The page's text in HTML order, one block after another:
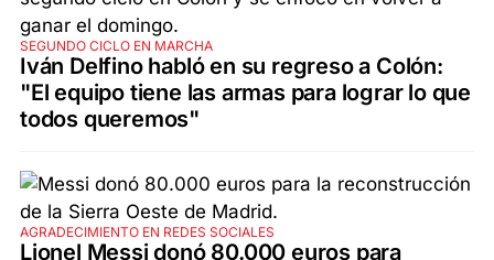
SEGUNDO CICLO EN MARCHA
Iván Delfino habló en su regreso a Colón:
"El equipo tiene las armas para lograr lo que
todos queremos"
AGRADECIMIENTO EN REDES SOCIALES
Lionel Messi donó 80.000 euros para